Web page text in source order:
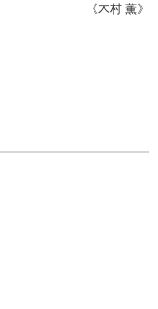
《木村 薫》